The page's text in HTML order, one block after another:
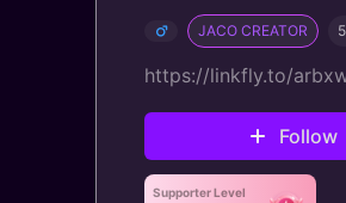
JACO CREATOR
https://linkfly.to/
Follow
Supporter Level